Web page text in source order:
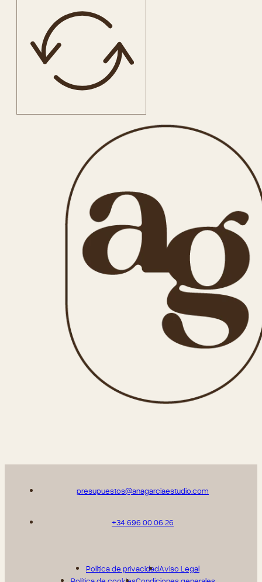
presupuestos@anagarciaestudio.com
Política de privacidadAviso Legal
+34 696 00 06 26